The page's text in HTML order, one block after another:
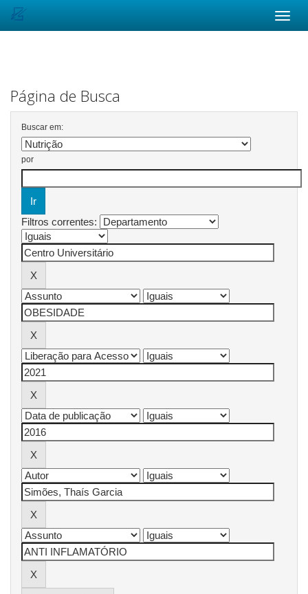
Página de Busca
Buscar em:
por
Filtros correntes: